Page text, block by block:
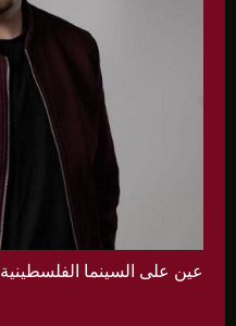
عين على السينما الفلسطينية